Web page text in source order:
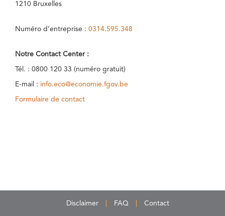
1210 Bruxelles
Numéro d’entreprise : 0314.595.348
Notre Contact Center :
Tél. : 0800 120 33 (numéro gratuit)
E-mail : info.eco@economie.fgov.be
Formulaire de contact
Disclaimer FAQ Contact